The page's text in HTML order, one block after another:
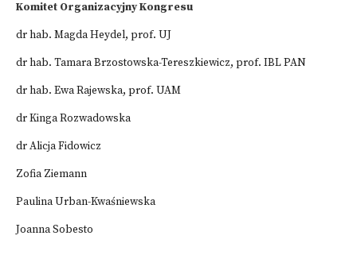
Komitet Organizacyjny Kongresu
dr hab. Magda Heydel, prof. UJ
dr hab. Tamara Brzostowska-Tereszkiewicz, prof. IBL PAN
dr hab. Ewa Rajewska, prof. UAM
dr Kinga Rozwadowska
dr Alicja Fidowicz
Zofia Ziemann
Paulina Urban-Kwaśniewska
Joanna Sobesto